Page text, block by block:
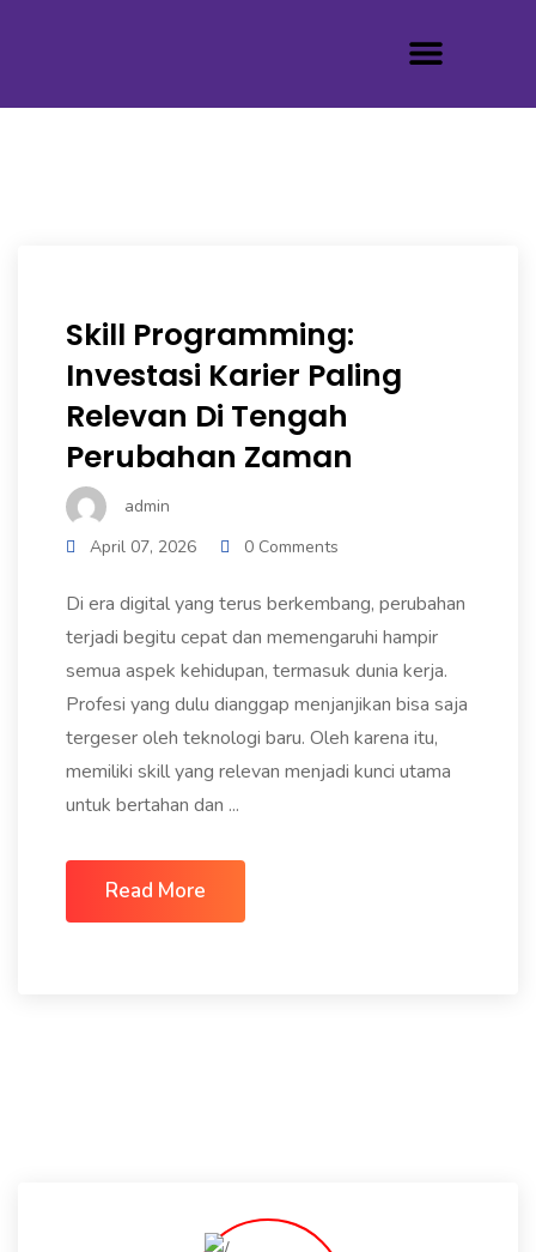
Skill Programming:
Investasi Karier Paling
Relevan Di Tengah
Perubahan Zaman
admin
April 07, 2026
0 Comments
Di era digital yang terus berkembang, perubahan
terjadi begitu cepat dan memengaruhi hampir
semua aspek kehidupan, termasuk dunia kerja.
Profesi yang dulu dianggap menjanjikan bisa saja
tergeser oleh teknologi baru. Oleh karena itu,
memiliki skill yang relevan menjadi kunci utama
untuk bertahan dan ...
Read More